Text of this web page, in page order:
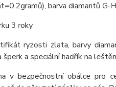
barva diamantů G-
3 roky
ryzosti zlata, barvy
a speciální hadřík na
v bezpečnostní obálce pro